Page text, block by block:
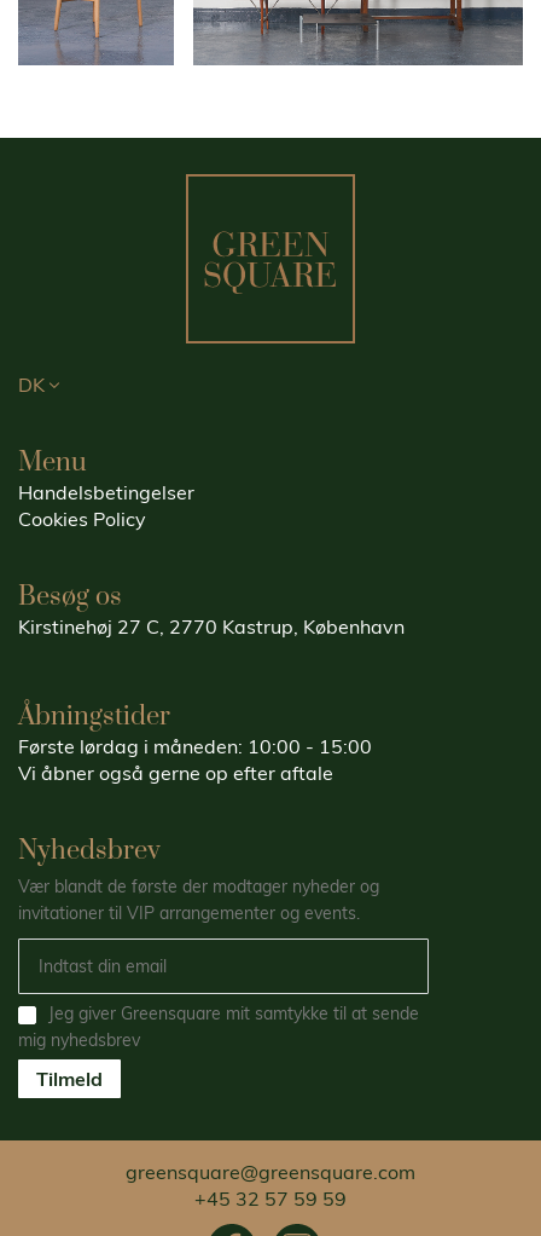
DK
Menu
Handelsbetingelser
Cookies Policy
Besøg os
Kirstinehøj 27 C, 2770 Kastrup, København
Åbningstider
Første lørdag i måneden: 10:00 - 15:00
Vi åbner også gerne op efter aftale
Nyhedsbrev
Vær blandt de første der modtager nyheder og
invitationer til VIP arrangementer og events.
Jeg giver Greensquare mit samtykke til at sende
mig nyhedsbrev
Tilmeld
greensquare@greensquare.com
+45 32 57 59 59